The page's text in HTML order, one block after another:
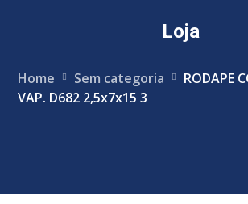
Loja
Home Sem categoria
RODAPE
VAP. D682 2,5x7x15 3